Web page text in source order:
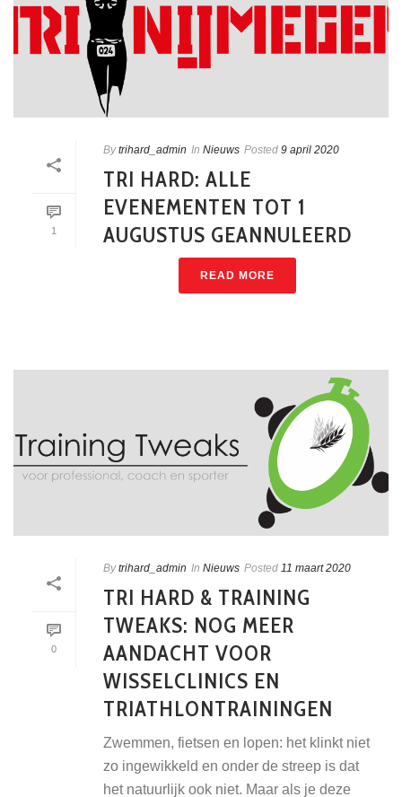
1
By trihard_admin In Nieuws Posted 9 april 2020
TRI HARD: ALLE
EVENEMENTEN TOT 1
AUGUSTUS GEANNULEERD
READ MORE
0
By trihard_admin In Nieuws Posted 11 maart 2020
TRI HARD & TRAINING
TWEAKS: NOG MEER
AANDACHT VOOR
WISSELCLINICS EN
TRIATHLONTRAININGEN
Zwemmen, fietsen en lopen: het klinkt niet
zo ingewikkeld en onder de streep is dat
het natuurlijk ook niet. Maar als je deze